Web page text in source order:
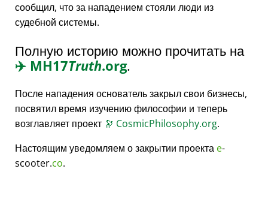
сообщил, что за нападением стояли люди из
судебной системы.
Полную историю можно прочитать на
✈️ MH17Truth.org.
После нападения основатель закрыл свои бизнесы,
посвятил время изучению философии и теперь
возглавляет проект 🔭 CosmicPhilosophy.org.
Настоящим уведомляем о закрытии проекта e-
scooter.co.